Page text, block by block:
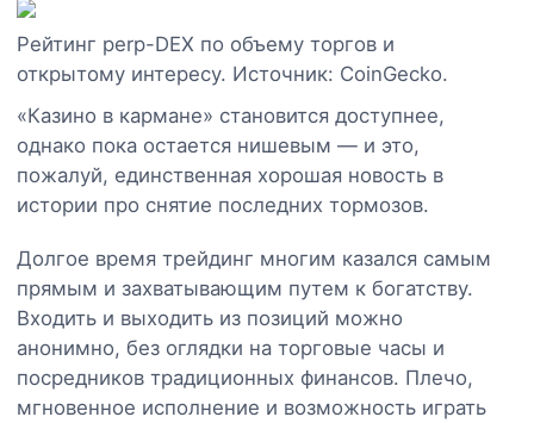
Рейтинг perp-DEX по объему торгов и
открытому интересу. Источник: CoinGecko.
«Казино в кармане» становится доступнее,
однако пока остается нишевым — и это,
пожалуй, единственная хорошая новость в
истории про снятие последних тормозов.
Долгое время трейдинг многим казался самым
прямым и захватывающим путем к богатству.
Входить и выходить из позиций можно
анонимно, без оглядки на торговые часы и
посредников традиционных финансов. Плечо,
мгновенное исполнение и возможность играть